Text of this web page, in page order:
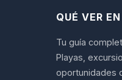
QUÉ VER
Tu guía
Playas,
oportunidades